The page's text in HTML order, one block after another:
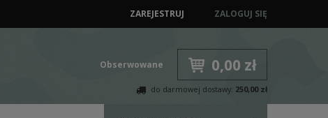
ZAREJESTRUJ ZALOGUJ SIĘ
Obserwowane 0,00 zł
do darmowej dostawy: 250,00 zł